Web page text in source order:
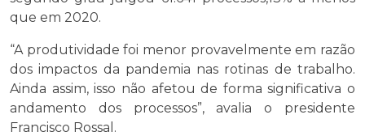
que em 2020.
“A produtividade foi menor provavelmente em razão
dos impactos da pandemia nas rotinas de trabalho.
Ainda assim, isso não afetou de forma significativa o
andamento dos processos”, avalia o presidente
Francisco Rossal.